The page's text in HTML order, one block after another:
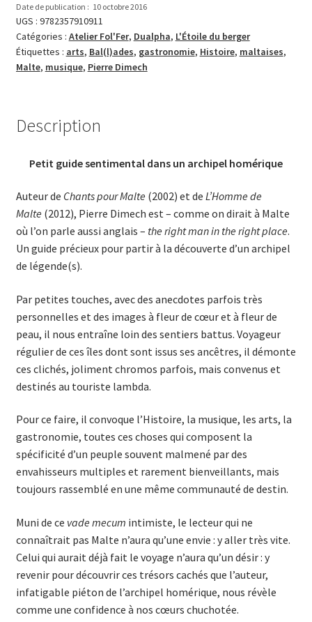
Date de publication : 10 octobre 2016
UGS : 9782357910911
Catégories : Atelier Fol'Fer, Dualpha, L'Étoile du berger
Étiquettes : arts, Bal(l)ades, gastronomie, Histoire, maltaises,
Malte, musique, Pierre Dimech
Description
Petit guide sentimental dans un archipel homérique
Auteur de Chants pour Malte (2002) et de L’Homme de
Malte (2012), Pierre Dimech est – comme on dirait à Malte
où l’on parle aussi anglais – the right man in the right place.
Un guide précieux pour partir à la découverte d’un archipel
de légende(s).
Par petites touches, avec des anecdotes parfois très
personnelles et des images à fleur de cœur et à fleur de
peau, il nous entraîne loin des sentiers battus. Voyageur
régulier de ces îles dont sont issus ses ancêtres, il démonte
ces clichés, joliment chromos parfois, mais convenus et
destinés au touriste lambda.
Pour ce faire, il convoque l’Histoire, la musique, les arts, la
gastronomie, toutes ces choses qui composent la
spécificité d’un peuple souvent malmené par des
envahisseurs multiples et rarement bienveillants, mais
toujours rassemblé en une même communauté de destin.
Muni de ce vade mecum intimiste, le lecteur qui ne
connaîtrait pas Malte n’aura qu’une envie : y aller très vite.
Celui qui aurait déjà fait le voyage n’aura qu’un désir : y
revenir pour découvrir ces trésors cachés que l’auteur,
infatigable piéton de l’archipel homérique, nous révèle
comme une confidence à nos cœurs chuchotée.